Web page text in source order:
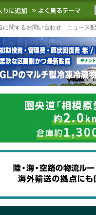
物流ニュースをお届け
お気に入りに追加
に関するお問い合わせ ニュース